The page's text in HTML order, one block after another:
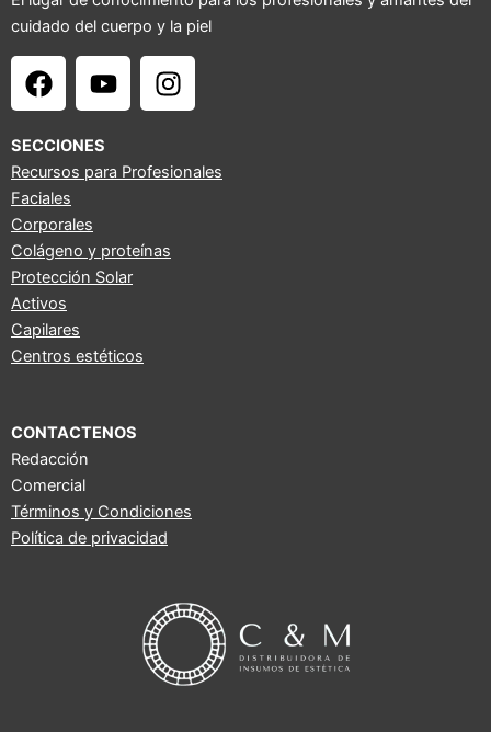
cuidado del cuerpo y la piel
F
a
e
b
o
o
k
Y
o
t
u
I
n
a
a
SECCIONES
Recursos para Profesionales
Faciales
Corporales
Colágeno y proteínas
Protección Solar
Activos
Capilares
Centros estéticos
CONTACTENOS
Redacción
Comercial
Términos y Condiciones
Política de privacidad